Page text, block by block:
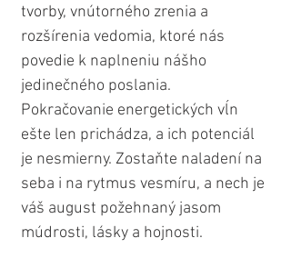
tvorby, vnútorného zrenia a
rozšírenia vedomia, ktoré nás
povedie k naplneniu nášho
jedinečného poslania.
Pokračovanie energetických vĺn
ešte len prichádza, a ich potenciál
je nesmierny. Zostaňte naladení na
seba i na rytmus vesmíru, a nech je
váš august požehnaný jasom
múdrosti, lásky a hojnosti.